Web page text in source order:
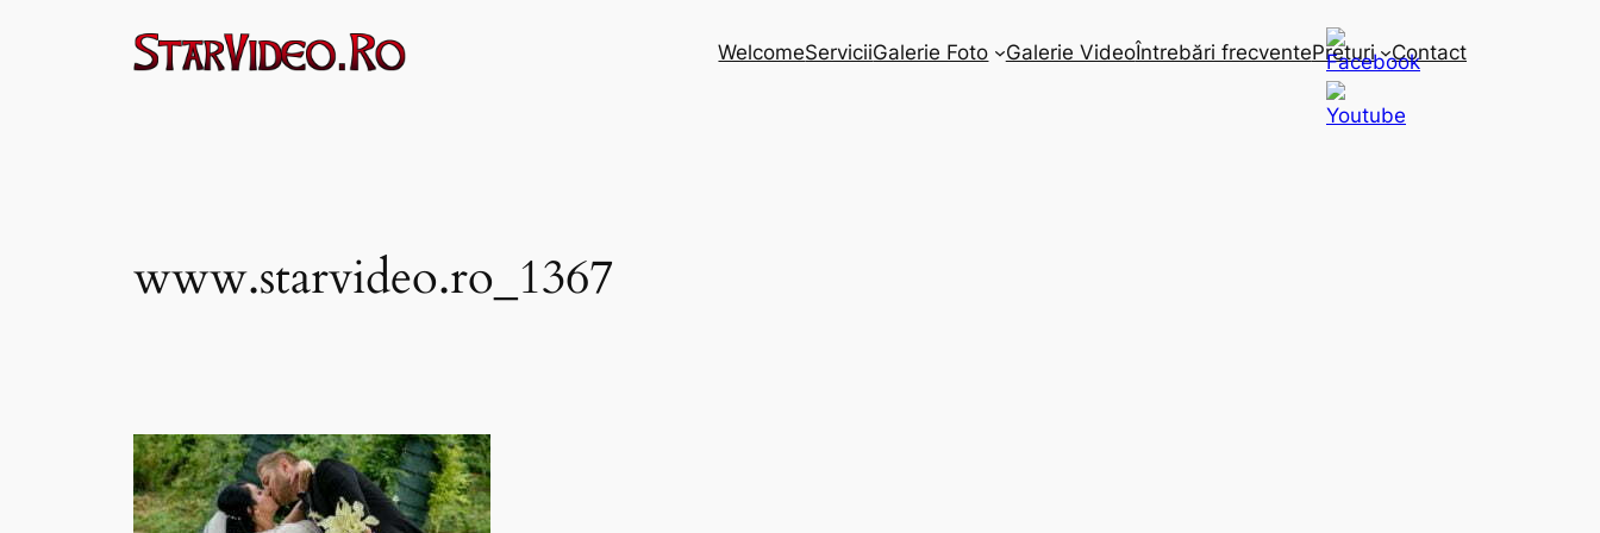
WelcomeServiciiGalerie Foto Galerie VideoÎntrebări frecventePreturi Contact
www.starvideo.ro_1367